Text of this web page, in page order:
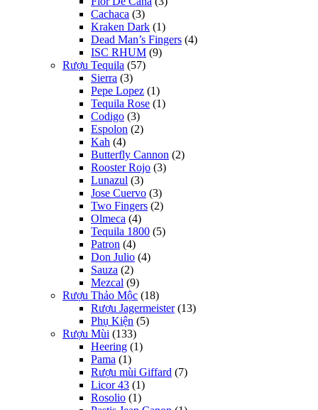
Cachaca (3)
Kraken Dark (1)
Dead Man’s Fingers (4)
ISC RHUM (9)
Rượu Tequila (57)
Sierra (3)
Pepe Lopez (1)
Tequila Rose (1)
Codigo (3)
Espolon (2)
Kah (4)
Butterfly Cannon (2)
Rooster Rojo (3)
Lunazul (3)
Jose Cuervo (3)
Two Fingers (2)
Olmeca (4)
Tequila 1800 (5)
Patron (4)
Don Julio (4)
Sauza (2)
Mezcal (9)
Rượu Thảo Mộc (18)
Rượu Jagermeister (13)
Phụ Kiện (5)
Rượu Mùi (133)
Heering (1)
Pama (1)
Rượu mùi Giffard (7)
Licor 43 (1)
Rosolio (1)